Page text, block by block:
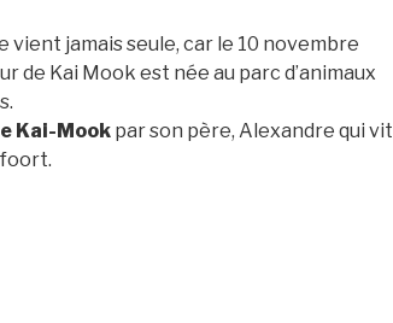
vient jamais seule, car le 10 novembre
de Kai Mook est née au parc d’animaux
Kai-Mook par son père, Alexandre qui vit